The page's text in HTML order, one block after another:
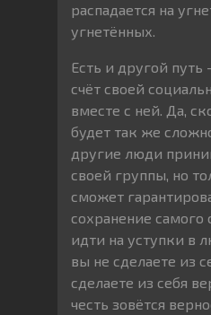
распадается на
угнетённых.
Есть и другой путь
счёт своей
вместе с ней. Да,
будет так же
другие люди
своей группы, но
сможет
сохранение самого
идти на уступки в
вы не сделаете из
сделаете из себя
честь зовётся